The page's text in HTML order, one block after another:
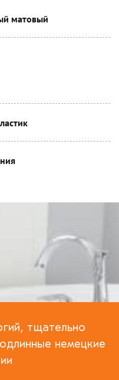
матовый
тщательно
немецкие